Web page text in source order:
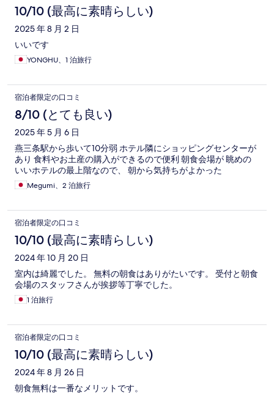
10/10 (最高に素晴らしい)
2025 年 8 月 2 日
いいです
YONGHU、1 泊旅行
宿泊者限定の口コミ
8/10 (とても良い)
2025 年 5 月 6 日
燕三条駅から歩いて10分弱 ホテル隣にショッピングセンターが
あり 食料やお土産の購入ができるので便利 朝食会場が 眺めの
いいホテルの最上階なので、 朝から気持ちがよかった
Megumi、2 泊旅行
宿泊者限定の口コミ
10/10 (最高に素晴らしい)
2024 年 10 月 20 日
室内は綺麗でした。 無料の朝食はありがたいです。 受付と朝食
会場のスタッフさんが挨拶等丁寧でした。
1 泊旅行
宿泊者限定の口コミ
10/10 (最高に素晴らしい)
2024 年 8 月 26 日
朝食無料は一番なメリットです。